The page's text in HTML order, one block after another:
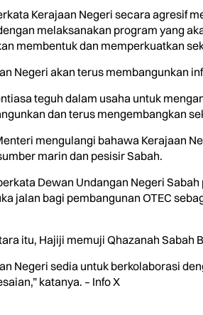
Kerajaan Negeri secara agresif
melaksanakan program yang
membentuk dan memperkuatkan
Negeri akan terus membangunkan
teguh dalam usaha untuk
dan terus mengembangkan
mengulangi bahawa Kerajaan
marin dan pesisir Sabah.
Dewan Undangan Negeri
jalan bagi pembangunan OTEC
itu, Hajiji memuji Qhazanah Sabah
Negeri sedia untuk berkolaborasi
katanya. – Info X